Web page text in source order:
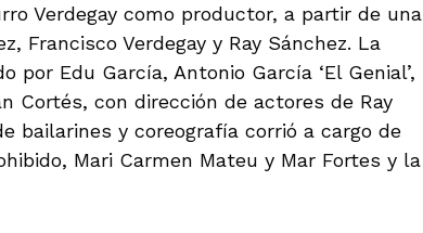
Verdegay como productor, a partir de una
Francisco Verdegay y Ray Sánchez. La
por Edu García, Antonio García ‘El Genial’,
Cortés, con dirección de actores de Ray
bailarines y coreografía corrió a cargo de
Mari Carmen Mateu y Mar Fortes y la